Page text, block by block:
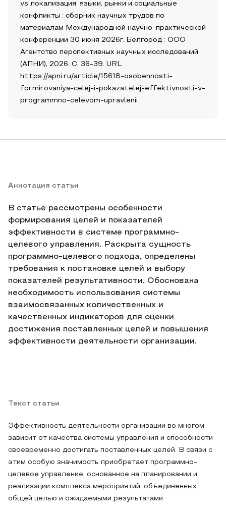
vs локализация: языки, рынки и социальные
конфликты : сборник научных трудов по
материалам Международной научно-практической
конференции 30 июня 2026г. Белгород : ООО
Агентство перспективных научных исследований
(АПНИ), 2026. С. 36-39. URL:
https://apni.ru/article/15618-osobennosti-
formirovaniya-celej-i-pokazatelej-effektivnosti-v-
programmno-celevom-upravlenii
Аннотация статьи
В статье рассмотрены особенности
формирования целей и показателей
эффективности в системе программно-
целевого управления. Раскрыта сущность
программно-целевого подхода, определены
требования к постановке целей и выбору
показателей результативности. Обоснована
необходимость использования системы
взаимосвязанных количественных и
качественных индикаторов для оценки
достижения поставленных целей и повышения
эффективности деятельности организации.
Текст статьи
Эффективность деятельности организации во многом
зависит от качества системы управления и способности
своевременно достигать поставленных целей. В связи с
этим особую значимость приобретает программно-
целевое управление, основанное на планировании и
реализации комплекса мероприятий, объединенных
общей целью и ожидаемыми результатами.